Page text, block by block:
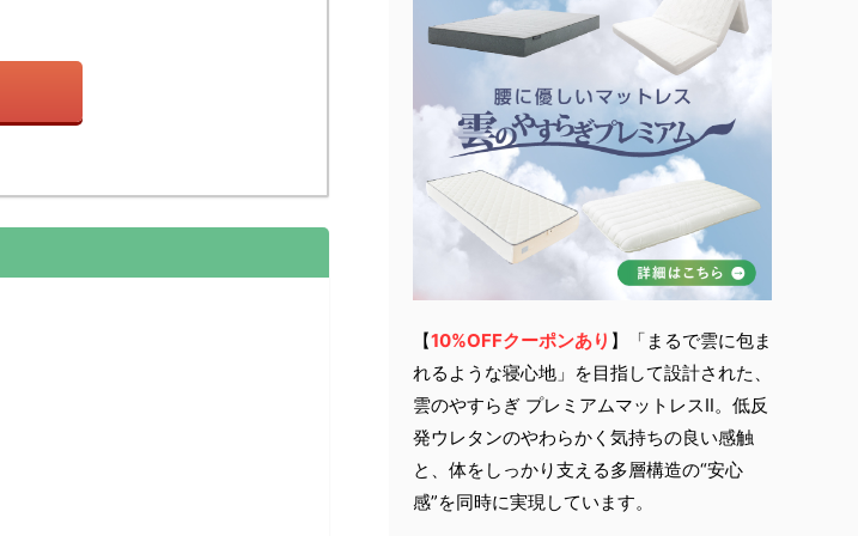
【10%OFFクーポンあり 】「まるで雲に包ま
れるような寝心地」を目指して設計された、
雲のやすらぎ プレミアムマットレスⅡ。低反
発ウレタンのやわらかく気持ちの良い感触
と、体をしっかり支える多層構造の“安心
感”を同時に実現しています。